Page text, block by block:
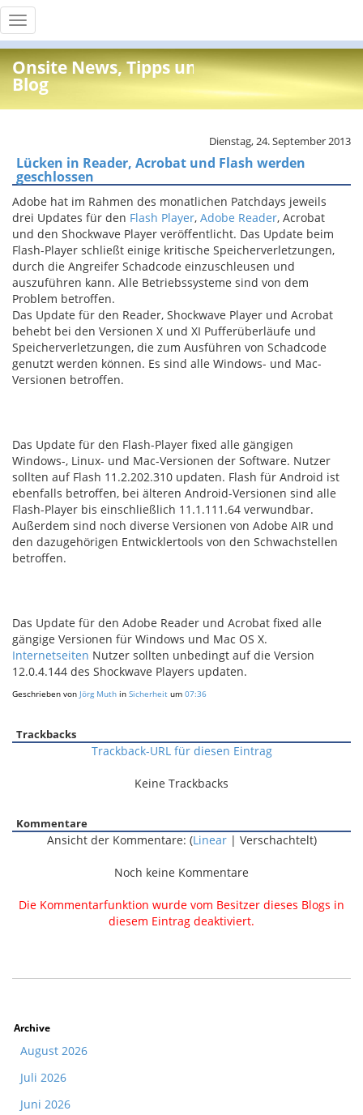
Toggle
navigation
Onsite News, Tipps und Info
Blog
Dienstag, 24. September 2013
Lücken in Reader, Acrobat und Flash werden
geschlossen
Adobe hat im Rahmen des monatlichen Patchdays jeweils
drei Updates für den Flash Player, Adobe Reader, Acrobat
und den Shockwave Player veröffentlicht. Das Update beim
Flash-Player schließt einige kritische Speicherverletzungen,
durch die Angreifer Schadcode einzuschleusen und
auszuführen kann. Alle Betriebssysteme sind von dem
Problem betroffen.
Das Update für den Reader, Shockwave Player und Acrobat
behebt bei den Versionen X und XI Pufferüberläufe und
Speicherverletzungen, die zum Ausführen von Schadcode
genutzt werden können. Es sind alle Windows- und Mac-
Versionen betroffen.
Das Update für den Flash-Player fixed alle gängigen
Windows-, Linux- und Mac-Versionen der Software. Nutzer
sollten auf Flash 11.2.202.310 updaten. Flash für Android ist
ebenfalls betroffen, bei älteren Android-Versionen sind alle
Flash-Player bis einschließlich 11.1.111.64 verwundbar.
Außerdem sind noch diverse Versionen von Adobe AIR und
den dazugehörigen Entwicklertools von den Schwachstellen
betroffen.
Das Update für den Adobe Reader und Acrobat fixed alle
gängige Versionen für Windows und Mac OS X.
Internetseiten Nutzer sollten unbedingt auf die Version
12.0.4.144 des Shockwave Players updaten.
Geschrieben von Jörg Muth in Sicherheit um 07:36
Trackbacks
Trackback-URL für diesen Eintrag
Keine Trackbacks
Kommentare
Ansicht der Kommentare: (Linear| Verschachtelt)
Noch keine Kommentare
Die Kommentarfunktion wurde vom Besitzer dieses Blogs in
diesem Eintrag deaktiviert.
Archive
August 2026
Juli 2026
Juni 2026